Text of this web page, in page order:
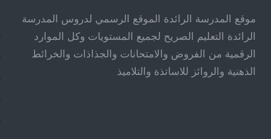
موقع المدرسة الرائدة الموقع الرسمي لدروس المدرسة
الرائدة التعليم الصريح لجميع المستويات وكل الموارد
الرقمية من الفروض والامتحانات والجذاذات والخرائط
الذهنية والروائز للاساتذة والتلاميذ